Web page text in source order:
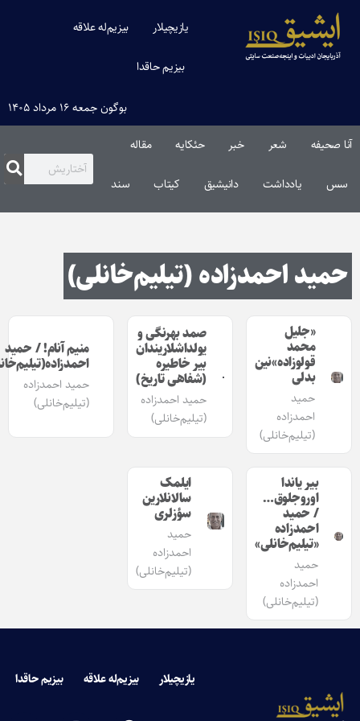
یازیچیلار بیزیم‌له علاقه
بیزیم حاقدا
بوگون جمعه ۱۶ مرداد ۱۴۰۵
شعر حئکایه مقاله‌
یادداشت دانیشیق کیتاب سند
احمدزاده (تیلیم‌خانلی)
«جلیل
محمد
قولوزاده»نین
بدلی
احمدزاده
(تیلیم‌خانلی)
صمد بهرنگی و
یولداشلاریندان
بیر خاطیره
(شفاهی تاریخ)
حمید احمدزاده
(تیلیم‌خانلی)
منیم آنام! / حمید
احمدزاده(تیلیم‌خانلی)
حمید احمدزاده
(تیلیم‌خانلی)
بیر یاندا
اوروجلوق…
/ حمید
احمدزاده
«تیلیم‌خانلی»
احمدزاده
(تیلیم‌خانلی)
ایلمک
سالانلارین
سؤزلری
حمید
احمدزاده
(تیلیم‌خانلی)
یازیچیلار بیزیم‌له علاقه بیزیم حاقدا